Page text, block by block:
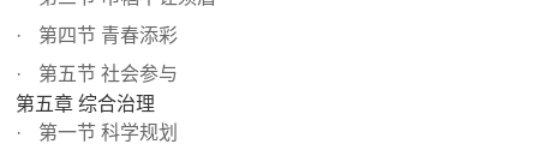
第四节 青春添彩
第五节 社会参与
第五章 综合治理
第一节 科学规划